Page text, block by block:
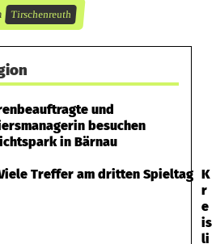
Tirschenreuth
und
besuchen
in Bärnau
K
r
e
is
li